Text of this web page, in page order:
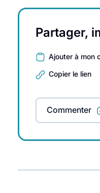
Partager,
Ajouter à mon
Copier le lien
Commenter